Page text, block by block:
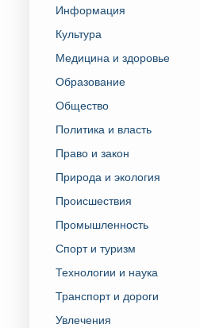
Информация
Культура
Медицина и здоровье
Образование
Общество
Политика и власть
Право и закон
Природа и экология
Происшествия
Промышленность
Спорт и туризм
Технологии и наука
Транспорт и дороги
Увлечения